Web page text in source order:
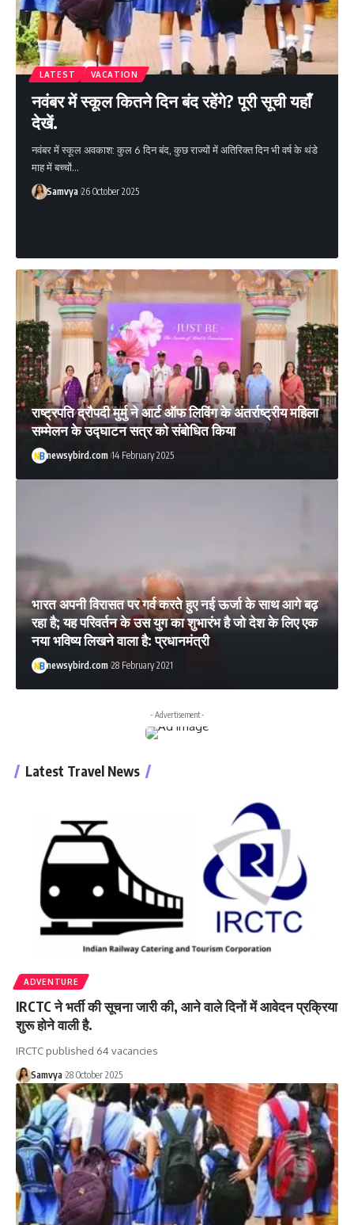
LATEST VACATION
नवंबर में स्कूल कितने दिन बंद रहेंगे? पूरी सूची यहाँ
देखें.
नवंबर में स्कूल अवकाश: कुल 6 दिन बंद, कुछ राज्यों में अतिरिक्त दिन भी वर्ष के थंडे
माह में बच्चों…
Samvya 26 October 2025
राष्ट्रपति द्रौपदी मुर्मु ने आर्ट ऑफ लिविंग के अंतर्राष्ट्रीय महिला
सम्मेलन के उद्घाटन सत्र को संबोधित किया
newsybird.com 14 February 2025
भारत अपनी विरासत पर गर्व करते हुए नई ऊर्जा के साथ आगे बढ़
रहा है; यह परिवर्तन के उस युग का शुभारंभ है जो देश के लिए एक
नया भविष्य लिखने वाला है: प्रधानमंत्री
newsybird.com 28 February 2021
- Advertisement -
Latest Travel News
ADVENTURE
IRCTC ने भर्ती की सूचना जारी की, आने वाले दिनों में आवेदन प्रक्रिया
शुरू होने वाली है.
IRCTC published 64 vacancies
Samvya 28 October 2025